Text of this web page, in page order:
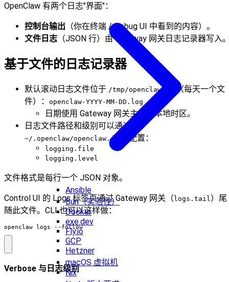
Ansible
Bun（实验性）
Docker
exe.dev
Fly.io
GCP
Hetzner
macOS 虚拟机
Nix
OpenClaw 有两个日志"界面"：
控制台输出 （你在终端 / Debug UI 中看到的内容）。
文件日志 （JSON 行）由 Gateway 网关日志记录器写入
基于文件的日志记录器
默认滚动日志文件位于 /tmp/openclaw/
下（每天一个文
件）：
openclaw-YYYY-MM-DD.log
日期使用 Gateway 网关主机的本地时区。
日志文件路径和级别可以通过
~/.openclaw/openclaw.json 配置：
logging.file
logging.level
文件格式是每行一个 JSON 对象。
Control UI 的 Logs 标签页通过 Gateway 网关（logs.tail ）尾
随此文件。CLI 也可以这样做：
openclaw logs --follow
Verbose 与日志级别